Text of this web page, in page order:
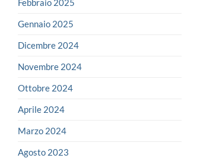
Febbraio 2025
Gennaio 2025
Dicembre 2024
Novembre 2024
Ottobre 2024
Aprile 2024
Marzo 2024
Agosto 2023